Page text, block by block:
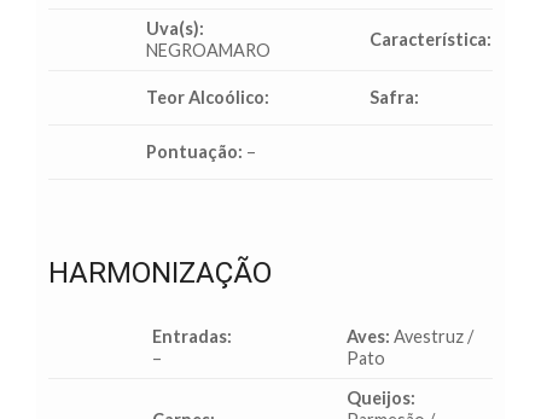
Uva(s):
NEGROAMARO
Característica:
Teor Alcoólico: Safra:
Pontuação: –
HARMONIZAÇÃO
Entradas:
–
Aves: Avestruz /
Pato
Queijos: